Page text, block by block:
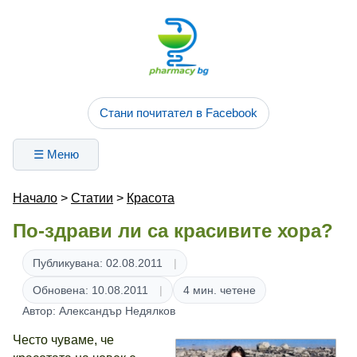
Стани почитател в Facebook
☰ Меню
Начало > Статии > Красота
По-здрави ли са красивите хора?
Публикувана: 02.08.2011
Обновена: 10.08.2011
4 мин. четене
Автор: Александър Недялков
Често чуваме, че